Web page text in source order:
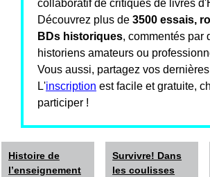
XXe siècle
Autres civilisations
Thématiques
collaboratif de critiques de livres
Découvrez plus de 3500 essais,
BDs historiques, commentés par
historiens amateurs ou
Vous aussi, partagez vos
L'inscription est facile et gratuite,
participer !
Histoire de
l’enseignement
Survivre! Dans
les coulisses